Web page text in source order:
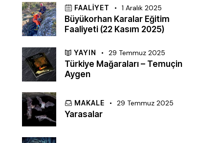
FAALIYET 1 Aralık 2025
Büyükorhan Karalar Eğitim
Faaliyeti (22 Kasım 2025)
YAYIN 29 Temmuz 2025
Türkiye Mağaraları – Temuçin
Aygen
MAKALE 29 Temmuz 2025
Yarasalar